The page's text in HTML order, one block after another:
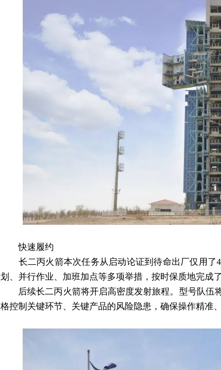
快速履约
长二丙火箭本次任务从启动论证到待命出厂仅用了4
划、并行作业、加班加点等多项举措，按时保质地完成了
后续长二丙火箭将开启高密度发射旅程。型号队伍
格控制关键环节、关键产品的风险隐患，确保操作精准